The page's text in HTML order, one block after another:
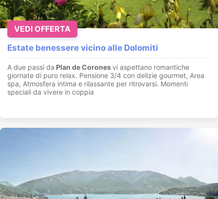
Estate benessere vicino alle Dolomiti
A due passi da Plan de Coronesvi aspettano romantiche
giornate di puro relax. Pensione 3/4 con delizie gourmet, Area
spa, Atmosfera intima e rilassante per ritrovarsi. Momenti
speciali da vivere in coppia
VEDI OFFERTA